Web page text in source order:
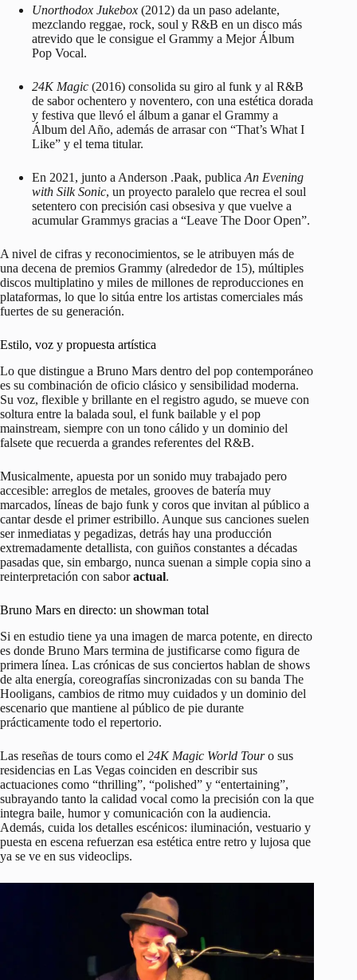
Unorthodox Jukebox (2012) da un paso adelante,
mezclando reggae, rock, soul y R&B en un disco más
atrevido que le consigue el Grammy a Mejor Álbum
Pop Vocal.
24K Magic (2016) consolida su giro al funk y al R&B
de sabor ochentero y noventero, con una estética dorada
y festiva que llevó el álbum a ganar el Grammy a
Álbum del Año, además de arrasar con “That’s What I
Like” y el tema titular.
En 2021, junto a Anderson .Paak, publica An Evening
with Silk Sonic, un proyecto paralelo que recrea el soul
setentero con precisión casi obsesiva y que vuelve a
acumular Grammys gracias a “Leave The Door Open”.
A nivel de cifras y reconocimientos, se le atribuyen más de
una decena de premios Grammy (alrededor de 15), múltiples
discos multiplatino y miles de millones de reproducciones en
plataformas, lo que lo sitúa entre los artistas comerciales más
fuertes de su generación.
Estilo, voz y propuesta artística
Lo que distingue a Bruno Mars dentro del pop contemporáneo
es su combinación de oficio clásico y sensibilidad moderna.
Su voz, flexible y brillante en el registro agudo, se mueve con
soltura entre la balada soul, el funk bailable y el pop
mainstream, siempre con un tono cálido y un dominio del
falsete que recuerda a grandes referentes del R&B.
Musicalmente, apuesta por un sonido muy trabajado pero
accesible: arreglos de metales, grooves de batería muy
marcados, líneas de bajo funk y coros que invitan al público a
cantar desde el primer estribillo. Aunque sus canciones suelen
ser inmediatas y pegadizas, detrás hay una producción
extremadamente detallista, con guiños constantes a décadas
pasadas que, sin embargo, nunca suenan a simple copia sino a
reinterpretación con saboractual.
Bruno Mars en directo: un showman total
Si en estudio tiene ya una imagen de marca potente, en directo
es donde Bruno Mars termina de justificarse como figura de
primera línea. Las crónicas de sus conciertos hablan de shows
de alta energía, coreografías sincronizadas con su banda The
Hooligans, cambios de ritmo muy cuidados y un dominio del
escenario que mantiene al público de pie durante
prácticamente todo el repertorio.
Las reseñas de tours como el 24K Magic World Touro sus
residencias en Las Vegas coinciden en describir sus
actuaciones como “thrilling”, “polished” y “entertaining”,
subrayando tanto la calidad vocal como la precisión con la que
integra baile, humor y comunicación con la audiencia.
Además, cuida los detalles escénicos: iluminación, vestuario y
puesta en escena refuerzan esa estética entre retro y lujosa que
ya se ve en sus videoclips.